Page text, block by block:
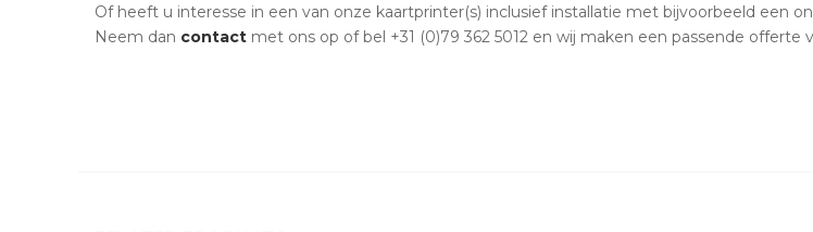
Of heeft u interesse in een van onze kaartprinter(s) inclusief installatie met bijvoorbeeld een
Neem dan contact met ons op of bel +31 (0)79 362 5012 en wij maken een passende offerte